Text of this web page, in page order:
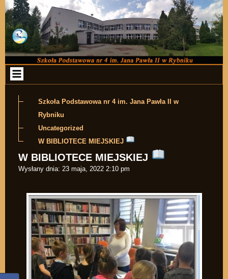
Przejdź do zawartości
Szkoła Podstawowa nr 4 im. Jana Pawła II w
Rybniku
Uncategorized
W BIBLIOTECE MIEJSKIEJ
W BIBLIOTECE MIEJSKIEJ
Wysłany dnia: 23 maja, 2022 2:10 pm